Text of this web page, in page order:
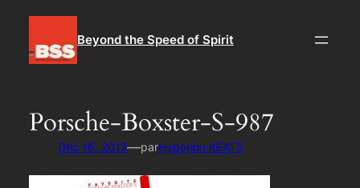
contenu
Beyond the Speed of Spirit
Porsche-Boxster-S-987
Déc 16, 2012—parHyperion KEATS